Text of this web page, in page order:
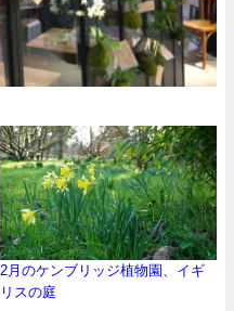
2月のケンブリッジ植物園、イギ
リスの庭